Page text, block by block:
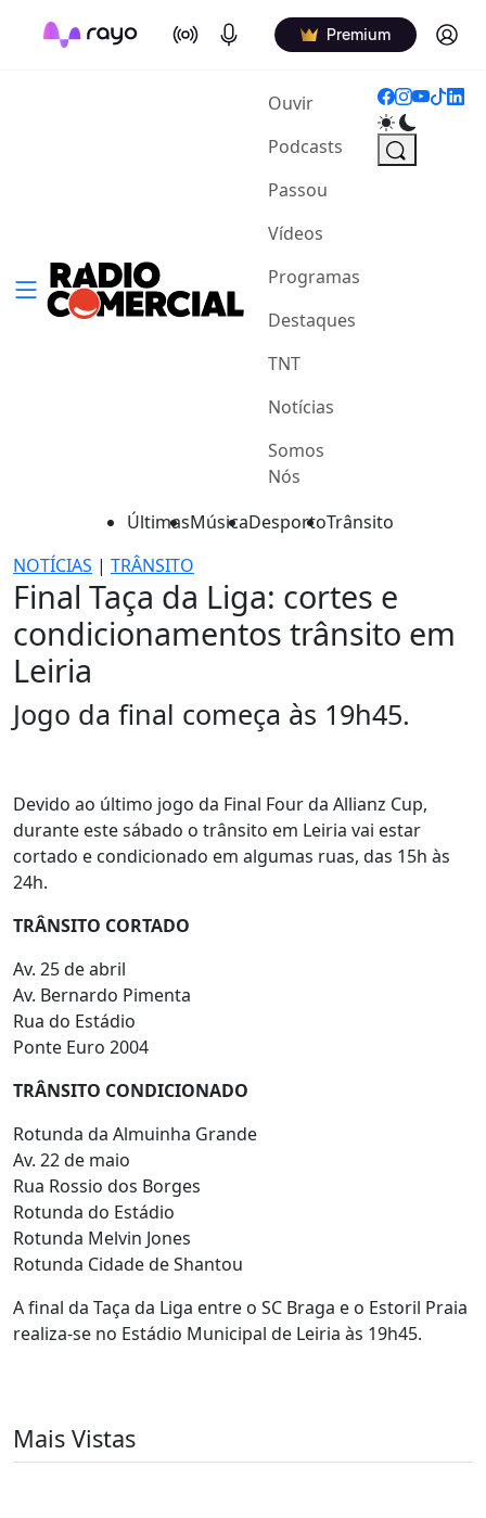
On Air Podcasts Premium Log in
Ouvir(current)
Podcasts
Passou
Vídeos
Programas
Destaques
TNT
Notícias
Somos
Nós
ÚltimasMúsicaDesportoTrânsito
NOTÍCIAS | TRÂNSITO
Final Taça da Liga: cortes e
condicionamentos trânsito em
Leiria
Jogo da final começa às 19h45.
Devido ao último jogo da Final Four da Allianz Cup,
durante este sábado o trânsito em Leiria vai estar
cortado e condicionado em algumas ruas, das 15h às
24h.
TRÂNSITO CORTADO
Av. 25 de abril
Av. Bernardo Pimenta
Rua do Estádio
Ponte Euro 2004
TRÂNSITO CONDICIONADO
Rotunda da Almuinha Grande
Av. 22 de maio
Rua Rossio dos Borges
Rotunda do Estádio
Rotunda Melvin Jones
Rotunda Cidade de Shantou
A final da Taça da Liga entre o SC Braga e o Estoril Praia
realiza-se no Estádio Municipal de Leiria às 19h45.
Mais Vistas